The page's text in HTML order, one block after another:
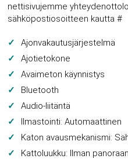
nettisivujemme
sähköpostiosoitteen kautta #
Ajonvakautusjärjestelmä
Ajotietokone
Avaimeton käynnistys
Bluetooth
Audio-liitäntä
Ilmastointi: Automaattinen
Katon avausmekanismi:
Kattoluukku: Ilman